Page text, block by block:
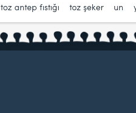
toz antep fıstığı toz şeker un